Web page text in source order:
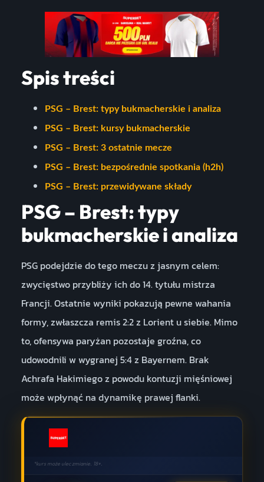
Spis treści
PSG – Brest: typy bukmacherskie i analiza
PSG – Brest: kursy bukmacherskie
PSG – Brest: 3 ostatnie mecze
PSG – Brest: bezpośrednie spotkania (h2h)
PSG – Brest: przewidywane składy
PSG – Brest: typy
bukmacherskie i analiza
PSG podejdzie do tego meczu z jasnym celem:
zwycięstwo przybliży ich do 14. tytułu mistrza
Francji. Ostatnie wyniki pokazują pewne wahania
formy, zwłaszcza remis 2:2 z Lorient u siebie. Mimo
to, ofensywa paryżan pozostaje groźna, co
udowodnili w wygranej 5:4 z Bayernem. Brak
Achrafa Hakimiego z powodu kontuzji mięśniowej
może wpłynąć na dynamikę prawej flanki.
*kurs może ulec zmianie. 18+.